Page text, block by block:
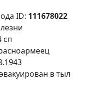
ID: 111678022
сп
в тыл